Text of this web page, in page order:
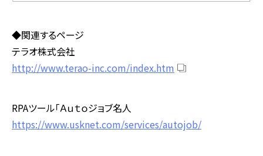
◆関連するページ
テラオ株式会社
http://www.terao-inc.com/index.htm
RPAツール「Ａｕｔｏジョブ名人
https://www.usknet.com/services/autojob/